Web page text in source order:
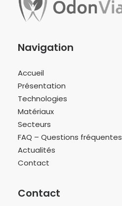
Navigation
Accueil
Présentation
Technologies
Matériaux
Secteurs
FAQ – Questions fréquentes
Actualités
Contact
Contact